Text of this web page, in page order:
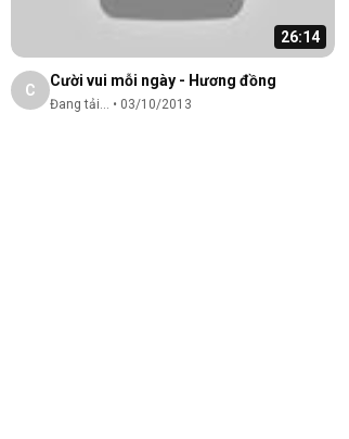
26:14
C
Cười vui mỗi ngày - Hương đồng
Đang tải... • 03/10/2013